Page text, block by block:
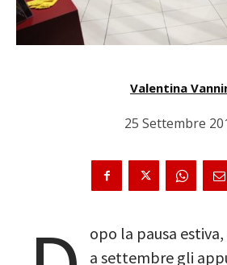
Valentina
25 Settembre
opo la pausa
a settembre gli